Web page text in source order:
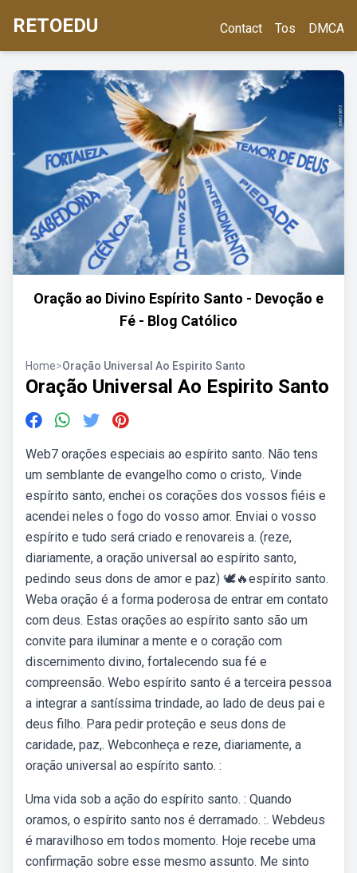
RETOEDU Contact Tos DMCA
Oração ao Divino Espírito Santo - Devoção e
Fé - Blog Católico
Home>Oração Universal Ao Espirito Santo
Oração Universal Ao Espirito Santo
Web7 orações especiais ao espírito santo. Não tens
um semblante de evangelho como o cristo,. Vinde
espírito santo, enchei os corações dos vossos fiéis e
acendei neles o fogo do vosso amor. Enviai o vosso
espírito e tudo será criado e renovareis a. (reze,
diariamente, a oração universal ao espírito santo,
pedindo seus dons de amor e paz) 🕊🔥espírito santo.
Weba oração é a forma poderosa de entrar em contato
com deus. Estas orações ao espírito santo são um
convite para iluminar a mente e o coração com
discernimento divino, fortalecendo sua fé e
compreensão. Webo espírito santo é a terceira pessoa
a integrar a santíssima trindade, ao lado de deus pai e
deus filho. Para pedir proteção e seus dons de
caridade, paz,. Webconheça e reze, diariamente, a
oração universal ao espírito santo. :
Uma vida sob a ação do espírito santo. : Quando
oramos, o espírito santo nos é derramado. :. Webdeus
é maravilhoso em todos momento. Hoje recebe uma
confirmação sobre esse mesmo assunto. Me sinto